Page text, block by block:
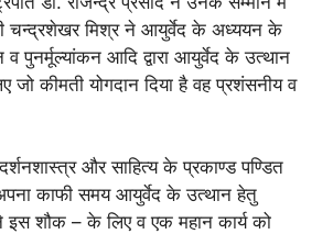
चन्द्रशेखर मिश्र ने आयुर्वेद के अध्ययन के
पुनर्मूल्यांकन आदि द्वारा आयुर्वेद के उत्थान
जो कीमती योगदान दिया है वह प्रशंसनीय व
और साहित्य के प्रकाण्ड पण्डित
काफी समय आयुर्वेद के उत्थान हेतु
इस शौक – के लिए व एक महान कार्य को